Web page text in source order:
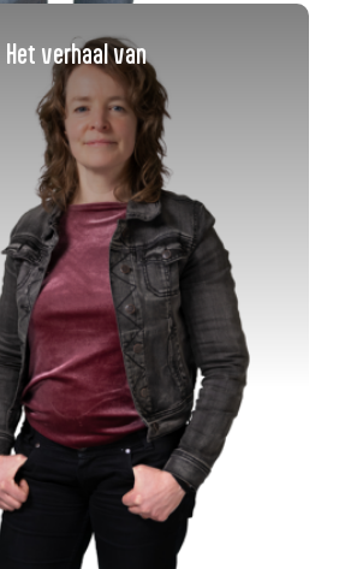
Het verhaal van